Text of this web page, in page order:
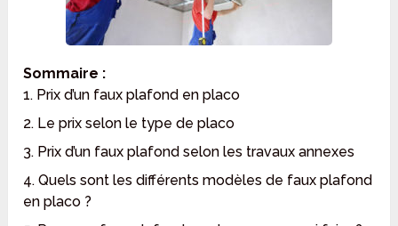
Sommaire :
1. Prix d’un faux plafond en placo
2. Le prix selon le type de placo
3. Prix d’un faux plafond selon les travaux annexes
4. Quels sont les différents modèles de faux plafond
en placo ?